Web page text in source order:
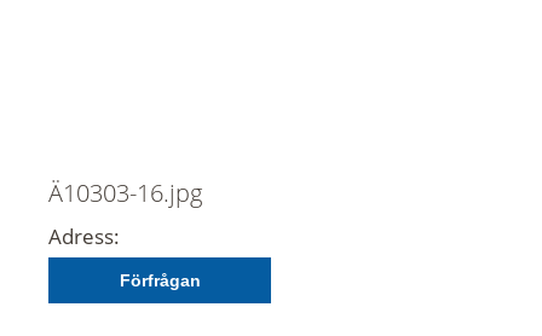
Ä10303-16.jpg
Adress:
Förfrågan